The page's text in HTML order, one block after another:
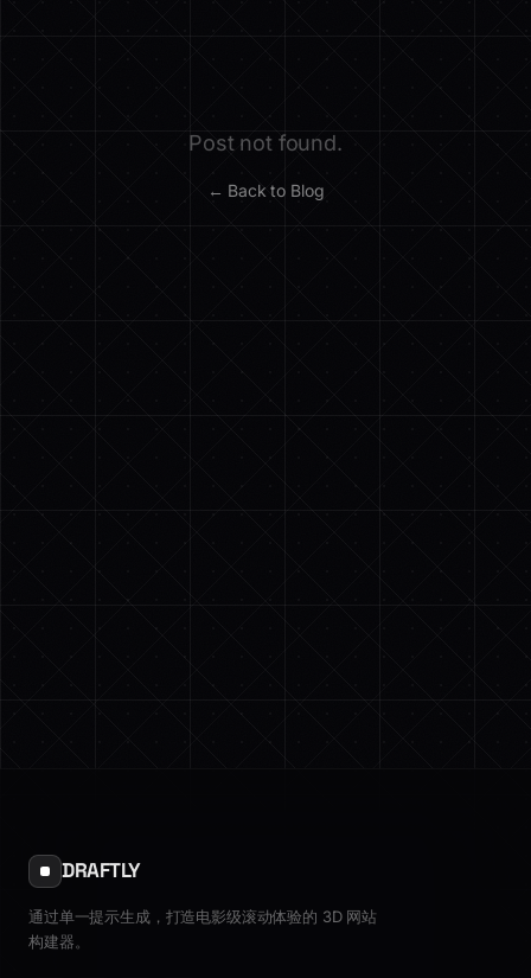
Post not found.
← Back to Blog
DRAFTLY
通过单一提示生成，打造电影级滚动体验的 3D 网站
构建器。